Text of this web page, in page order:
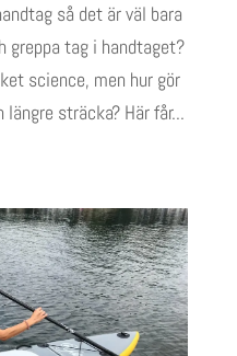
så det är väl bara
greppa tag i handtaget?
science, men hur gör
längre sträcka? Här får...